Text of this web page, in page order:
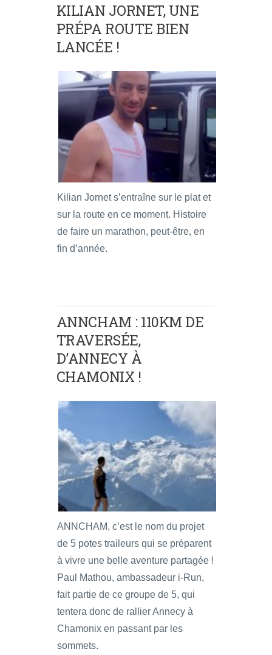
KILIAN JORNET, UNE
PRÉPA ROUTE BIEN
LANCÉE !
Kilian Jornet s’entraîne sur le plat et
sur la route en ce moment. Histoire
de faire un marathon, peut-être, en
fin d’année.
ANNCHAM : 110KM DE
TRAVERSÉE,
D’ANNECY À
CHAMONIX !
ANNCHAM, c’est le nom du projet
de 5 potes traileurs qui se préparent
à vivre une belle aventure partagée !
Paul Mathou, ambassadeur i-Run,
fait partie de ce groupe de 5, qui
tentera donc de rallier Annecy à
Chamonix en passant par les
sommets.